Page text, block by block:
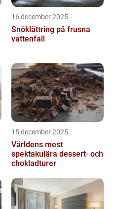
16 december 2025
Snöklättring på frusna
vattenfall
15 december 2025
Världens mest
spektakulära dessert- och
chokladturer